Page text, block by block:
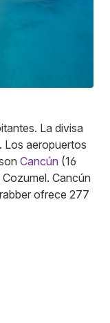
La divisa
Los aeropuertos
Cancún (16
Cancún
ofrece 277